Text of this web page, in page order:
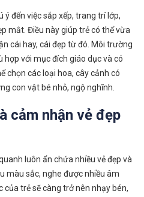
đến việc sắp xếp, trang trí lớp,
mắt. Điều này giúp trẻ có thể vừa
cái hay, cái đẹp từ đó. Môi trường
với mục đích giáo dục và có
chọn các loại hoa, cây cảnh có
con vật bé nhỏ, ngộ nghĩnh.
cảm nhận vẻ đẹp
luôn ẩn chứa nhiều vẻ đẹp và
màu sắc, nghe được nhiều âm
trẻ sẽ càng trở nên nhạy bén,